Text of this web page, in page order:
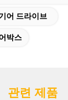
어 드라이브
박스
관련 제품